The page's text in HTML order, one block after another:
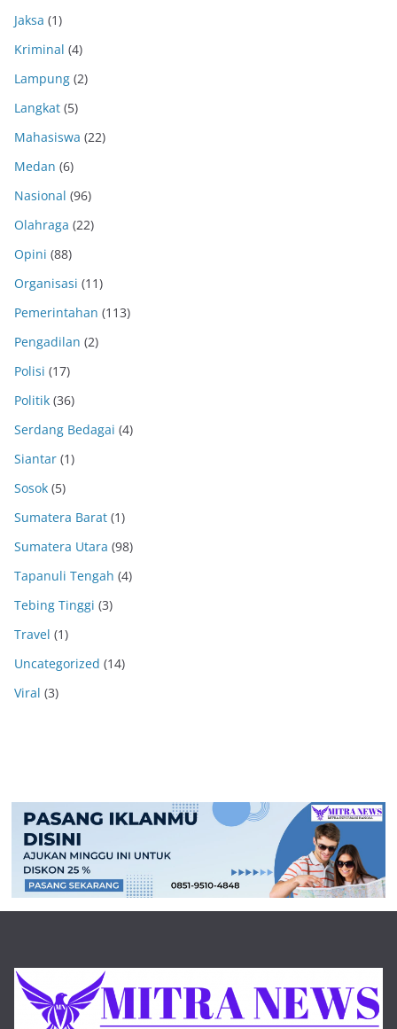
Jaksa (1)
Kriminal (4)
Lampung (2)
Langkat (5)
Mahasiswa (22)
Medan (6)
Nasional (96)
Olahraga (22)
Opini (88)
Organisasi (11)
Pemerintahan (113)
Pengadilan (2)
Polisi (17)
Politik (36)
Serdang Bedagai (4)
Siantar (1)
Sosok (5)
Sumatera Barat (1)
Sumatera Utara (98)
Tapanuli Tengah (4)
Tebing Tinggi (3)
Travel (1)
Uncategorized (14)
Viral (3)